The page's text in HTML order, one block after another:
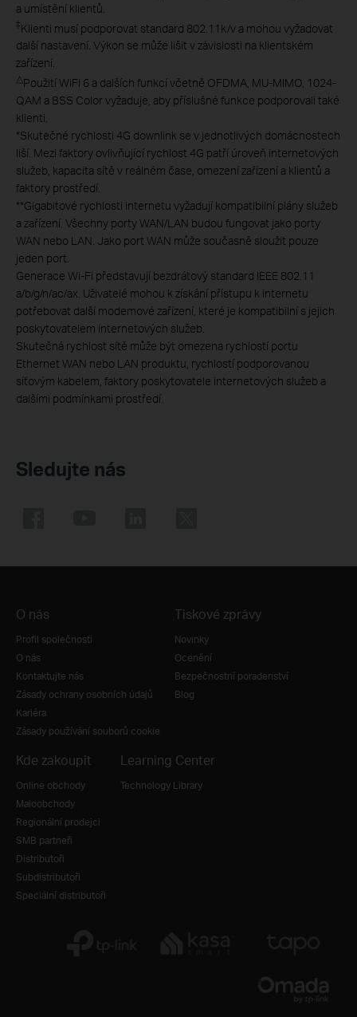
a umístění klientů.
‡Klienti musí podporovat standard 802.11k/v a mohou vyžadovat
další nastavení. Výkon se může lišit v závislosti na klientském
zařízení.
△Použití WiFi 6 a dalších funkcí včetně OFDMA, MU-MIMO, 1024-
QAM a BSS Color vyžaduje, aby příslušné funkce podporovali také
klienti.
*Skutečné rychlosti 4G downlink se v jednotlivých domácnostech
liší. Mezi faktory ovlivňující rychlost 4G patří úroveň internetových
služeb, kapacita sítě v reálném čase, omezení zařízení a klientů a
faktory prostředí.
**Gigabitové rychlosti internetu vyžadují kompatibilní plány služeb
a zařízení. Všechny porty WAN/LAN budou fungovat jako porty
WAN nebo LAN. Jako port WAN může současně sloužit pouze
jeden port.
Generace Wi-Fi představují bezdrátový standard IEEE 802.11
a/b/g/n/ac/ax. Uživatelé mohou k získání přístupu k internetu
potřebovat další modemové zařízení, které je kompatibilní s jejich
poskytovatelem internetových služeb.
Skutečná rychlost sítě může být omezena rychlostí portu
Ethernet WAN nebo LAN produktu, rychlostí podporovanou
síťovým kabelem, faktory poskytovatele internetových služeb a
dalšími podmínkami prostředí.
Sledujte nás
O nás
Profil společnosti
O nás
Kontaktujte nás
Zásady ochrany osobních údajů
Kariéra
Zásady používání souborů cookie
Tiskové zprávy
Novinky
Ocenění
Bezpečnostní poradenství
Blog
Kde zakoupit
Online obchody
Maloobchody
Regionální prodejci
SMB partneři
Distributoři
Subdistributoři
Speciální distributoři
Learning Center
Technology Library